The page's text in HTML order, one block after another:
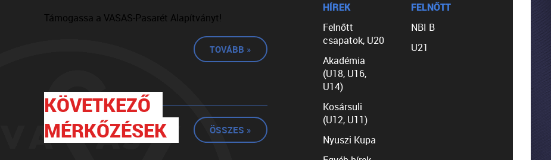
Támogassa a VASAS-Pasarét Alapítványt!
TOVÁBB »
KÖVETKEZŐ
MÉRKŐZÉSEK
ÖSSZES »
HÍREK
Felnőtt
csapatok, U20
Akadémia
(U18, U16,
U14)
Kosársuli
(U12, U11)
Nyuszi Kupa
FELNŐTT
NBI B
U21